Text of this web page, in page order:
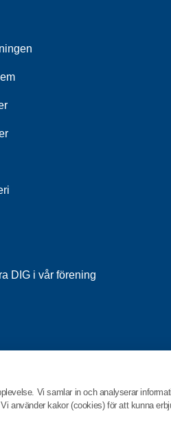
Vi samlar in och analyserar
använder kakor (cookies) för att kunna
DIG i vår förening